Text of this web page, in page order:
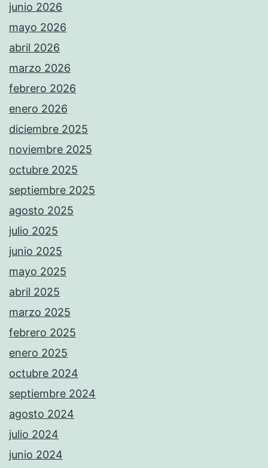
junio 2026
mayo 2026
abril 2026
marzo 2026
febrero 2026
enero 2026
diciembre 2025
noviembre 2025
octubre 2025
septiembre 2025
agosto 2025
julio 2025
junio 2025
mayo 2025
abril 2025
marzo 2025
febrero 2025
enero 2025
octubre 2024
septiembre 2024
agosto 2024
julio 2024
junio 2024